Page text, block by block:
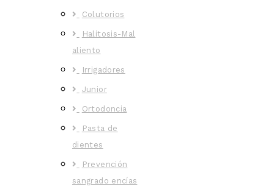
Colutorios
Halitosis-Mal
aliento
Irrigadores
Junior
Ortodoncia
Pasta de
dientes
Prevención
sangrado encías